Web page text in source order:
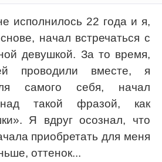
исполнилось 22 года и я,
начал встречаться с
девушкой. За то время,
вместе, я
самого себя, начал
над такой фразой, как
Я вдруг осознал, что
приобретать для меня
оттенок...